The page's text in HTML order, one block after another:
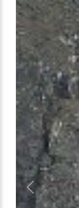
Anterior